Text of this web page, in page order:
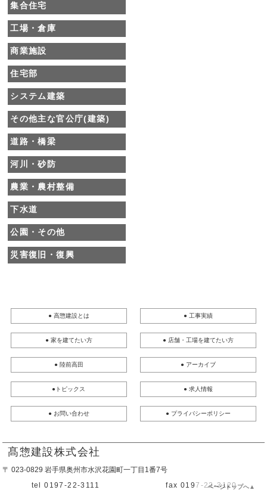
集合住宅
工場・倉庫
商業施設
住宅部
システム建築
その他主な官公庁(建築)
道路・橋梁
河川・砂防
農業・農村整備
下水道
公園・その他
災害復旧・復興
● 高惣建設とは ● 工事実績
● 家を建てたい方 ● 店舗・工場を建てたい方
● 陸前高田 ● アーカイブ
●トピックス ● 求人情報
● お問い合わせ ● プライバシーポリシー
髙惣建設株式会社
〒 023-0829 岩手県奥州市水沢花園町一丁目1番7号
tel 0197-22-3111
fax 0197-22-3120
ページトップへ▲